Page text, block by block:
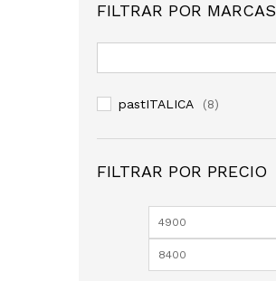
FILTRAR POR MARCAS
pastITALICA (8)
FILTRAR POR PRECIO
Precio